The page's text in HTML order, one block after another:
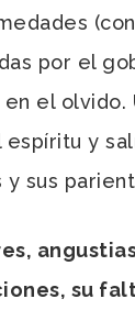
por el
en el olvido.
espíritu y
sus
su